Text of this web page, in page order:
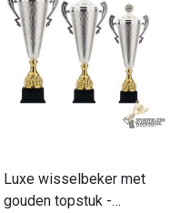
Luxe wisselbeker met
gouden topstuk -